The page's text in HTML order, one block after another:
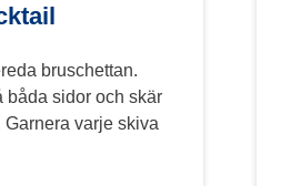
bruschettan.
båda sidor och skär
varje skiva